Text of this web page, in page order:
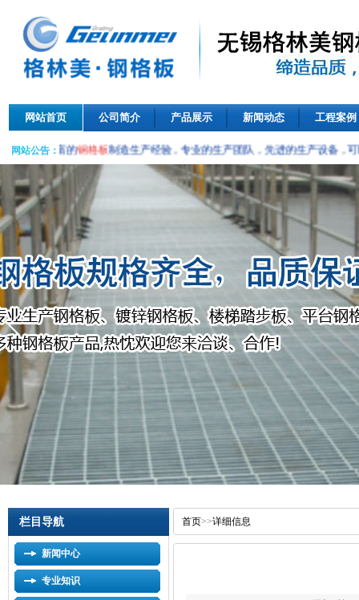
网站首页 公司简介 产品展示 新闻动态 工程案例
网站公告：
，拥有丰富的钢格板制造生产经验，专业的生产团队，先进的生产设备，可
栏目导航
新闻中心
专业知识
首页>>详细信息